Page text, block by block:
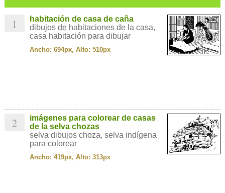
1
habitación de casa de caña
dibujos de habitaciones de la casa,
casa habitación para dibujar
Ancho: 694px, Alto: 510px
2
imágenes para colorear de casas
de la selva chozas
selva dibujos choza, selva indígena
para colorear
Ancho: 419px, Alto: 313px